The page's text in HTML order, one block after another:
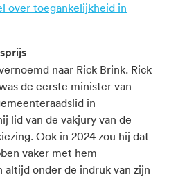
over toegankelijkheid in
naar Rick Brink. Rick
de eerste minister van
in
lid van de vakjury van de
Ook in 2024 zou hij dat
vaker met hem
onder de indruk van zijn